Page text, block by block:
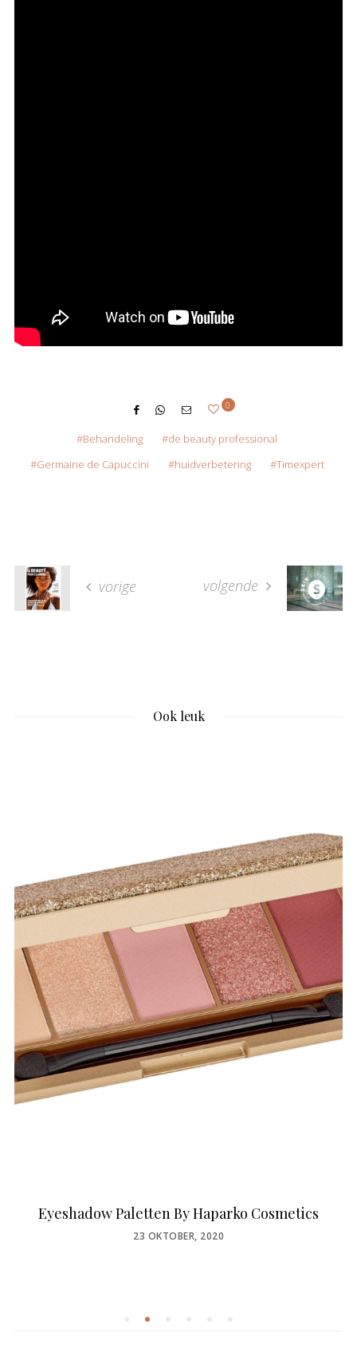
0
Behandeling
de beauty professional
Germaine de Capuccini
huidverbetering Timexpert
vorige volgende
Ook leuk
Eyeshadow Paletten By Haparko Cosmetics
POSTED
23 OKTOBER, 2020